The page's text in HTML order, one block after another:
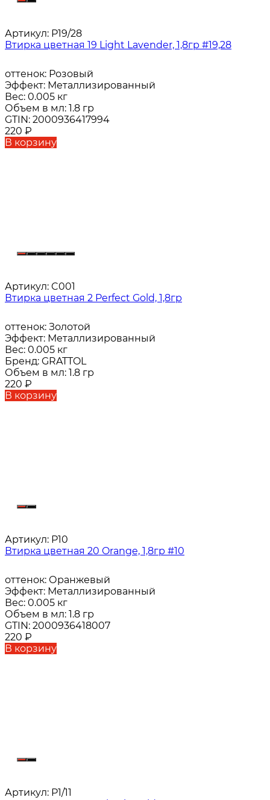
Артикул: P19/28
Втирка цветная 19 Light Lavender, 1,8гр #19,28
оттенок: Розовый
Эффект: Металлизированный
Вес: 0.005 кг
Объем в мл: 1.8 гр
GTIN: 2000936417994
220 ₽
В корзину
Артикул: C001
Втирка цветная 2 Perfect Gold, 1,8гр
оттенок: Золотой
Эффект: Металлизированный
Вес: 0.005 кг
Бренд: GRATTOL
Объем в мл: 1.8 гр
220 ₽
В корзину
Артикул: P10
Втирка цветная 20 Orange, 1,8гр #10
оттенок: Оранжевый
Эффект: Металлизированный
Вес: 0.005 кг
Объем в мл: 1.8 гр
GTIN: 2000936418007
220 ₽
В корзину
Артикул: P1/11